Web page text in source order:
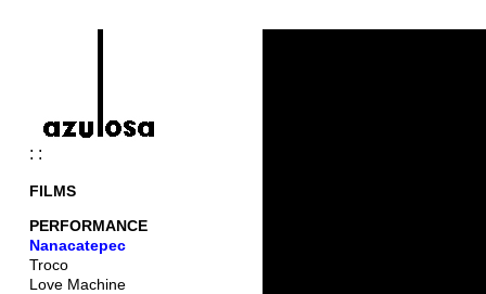
: :
FILMS
PERFORMANCE
Nanacatepec
Troco
Love Machine